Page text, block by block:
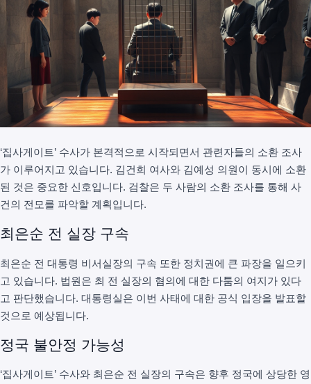
‘집사게이트’ 수사가 본격적으로 시작되면서 관련자들의 소환 조사
가 이루어지고 있습니다. 김건희 여사와 김예성 의원이 동시에 소환
된 것은 중요한 신호입니다. 검찰은 두 사람의 소환 조사를 통해 사
건의 전모를 파악할 계획입니다.
최은순 전 실장 구속
최은순 전 대통령 비서실장의 구속 또한 정치권에 큰 파장을 일으키
고 있습니다. 법원은 최 전 실장의 혐의에 대한 다툼의 여지가 있다
고 판단했습니다. 대통령실은 이번 사태에 대한 공식 입장을 발표할
것으로 예상됩니다.
정국 불안정 가능성
‘집사게이트’ 수사와 최은순 전 실장의 구속은 향후 정국에 상당한 영